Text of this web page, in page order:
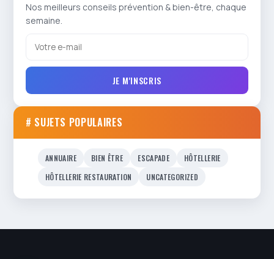
Nos meilleurs conseils prévention & bien-être, chaque
semaine.
JE M'INSCRIS
# SUJETS POPULAIRES
ANNUAIRE BIEN ÊTRE ESCAPADE
HÔTELLERIE
HÔTELLERIE RESTAURATION
UNCATEGORIZED